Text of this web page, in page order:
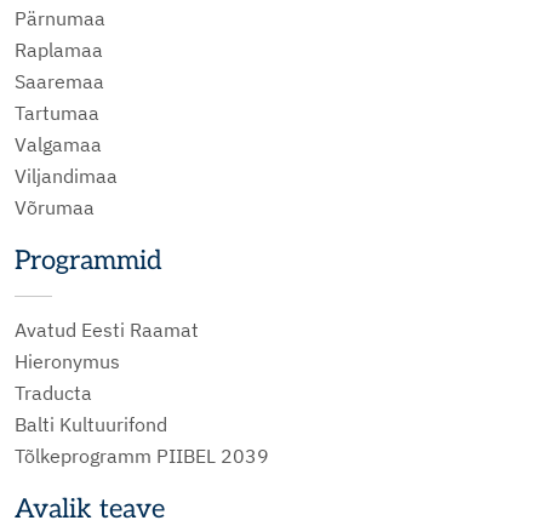
Pärnumaa
Raplamaa
Saaremaa
Tartumaa
Valgamaa
Viljandimaa
Võrumaa
Programmid
Avatud Eesti Raamat
Hieronymus
Traducta
Balti Kultuurifond
Tõlkeprogramm PIIBEL 2039
Avalik teave